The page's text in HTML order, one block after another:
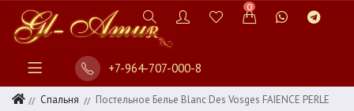
0
+7-964-707-000-8
Спальня Постельное Белье Blanc Des Vosges FAIENCE PERLE